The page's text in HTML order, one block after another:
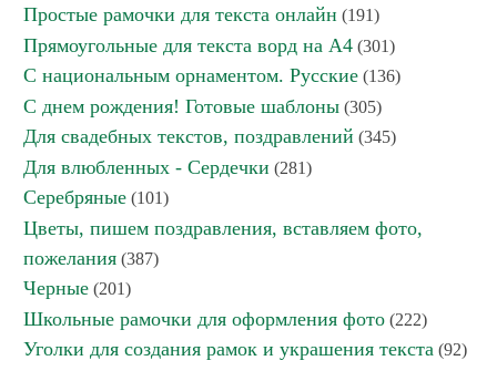
Простые рамочки для текста онлайн (191)
Прямоугольные для текста ворд на А4 (301)
С национальным орнаментом. Русские (136)
С днем рождения! Готовые шаблоны (305)
Для свадебных текстов, поздравлений (345)
Для влюбленных - Сердечки (281)
Серебряные (101)
Цветы, пишем поздравления, вставляем фото,
пожелания (387)
Черные (201)
Школьные рамочки для оформления фото (222)
Уголки для создания рамок и украшения текста (92)